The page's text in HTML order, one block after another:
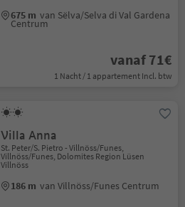
675 m van Sëlva/Selva di Val Gardena
Centrum
vanaf 71€
1 Nacht / 1 appartement Incl. btw
Villa Anna
St. Peter/S. Pietro - Villnöss/Funes,
Villnöss/Funes, Dolomites Region Lüsen
Villnöss
186 m van Villnöss/Funes Centrum